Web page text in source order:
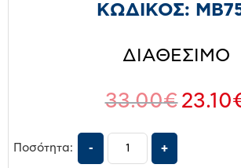
ΚΩΔΙΚΟΣ:
ΔΙΑΘΕΣΙΜΟ
33.00€ 23.10
Ποσότητα: